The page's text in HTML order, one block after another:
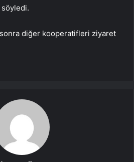
diğer kooperatifleri ziyaret